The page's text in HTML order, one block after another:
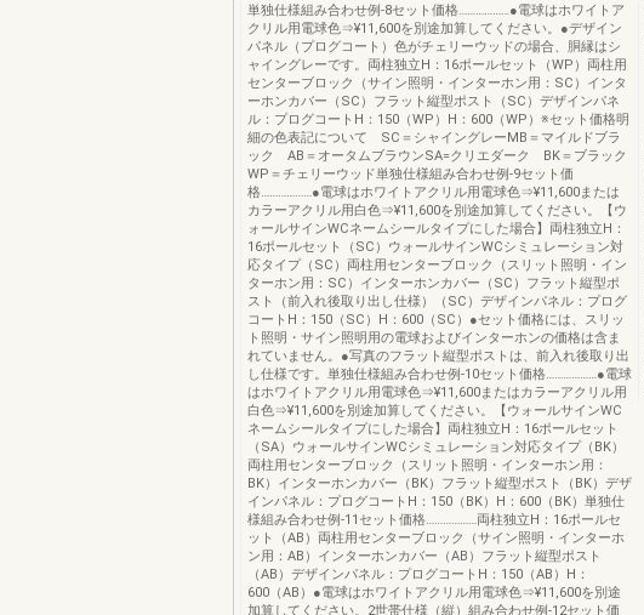
単独仕様組み合わせ例-8セット価格………………●電球はホワイトア
クリル用電球色⇒¥11,600を別途加算してください。●デザイン
パネル（プログコート）色がチェリーウッドの場合、胴縁はシ
ャイングレーです。両柱独立H：16ポールセット（WP）両柱用
センターブロック（サイン照明・インターホン用：SC）インタ
ーホンカバー（SC）フラット縦型ポスト（SC）デザインパネ
ル：プログコートH：150（WP）H：600（WP）※セット価格明
細の色表記について SC＝シャイングレーMB＝マイルドブラ
ック AB＝オータムブラウンSA=クリエダーク BK＝ブラック
WP＝チェリーウッド単独仕様組み合わせ例-9セット価
格………………●電球はホワイトアクリル用電球色⇒¥11,600または
カラーアクリル用白色⇒¥11,600を別途加算してください。【ウ
ォールサインWCネームシールタイプにした場合】両柱独立H：
16ポールセット（SC）ウォールサインWCシミュレーション対
応タイプ（SC）両柱用センターブロック（スリット照明・イン
ターホン用：SC）インターホンカバー（SC）フラット縦型ポ
スト（前入れ後取り出し仕様）（SC）デザインパネル：プログ
コートH：150（SC）H：600（SC）●セット価格には、スリッ
ト照明・サイン照明用の電球およびインターホンの価格は含ま
れていません。●写真のフラット縦型ポストは、前入れ後取り出
し仕様です。単独仕様組み合わせ例-10セット価格………………●電球
はホワイトアクリル用電球色⇒¥11,600またはカラーアクリル用
白色⇒¥11,600を別途加算してください。【ウォールサインWC
ネームシールタイプにした場合】両柱独立H：16ポールセット
（SA）ウォールサインWCシミュレーション対応タイプ（BK）
両柱用センターブロック（スリット照明・インターホン用：
BK）インターホンカバー（BK）フラット縦型ポスト（BK）デザ
インパネル：プログコートH：150（BK）H：600（BK）単独仕
様組み合わせ例-11セット価格………………両柱独立H：16ポールセ
ット（AB）両柱用センターブロック（サイン照明・インターホ
ン用：AB）インターホンカバー（AB）フラット縦型ポスト
（AB）デザインパネル：プログコートH：150（AB）H：
600（AB）●電球はホワイトアクリル用電球色⇒¥11,600を別途
加算してください。2世帯仕様（縦）組み合わせ例-12セット価